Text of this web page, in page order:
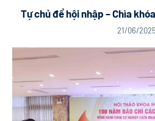
Tự chủ để hội nhập – Chìa
21/06/2025